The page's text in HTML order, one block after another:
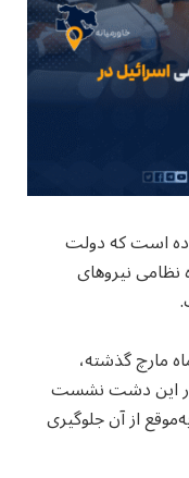
است که دولت
نیروهای
مارچ گذشته،
در این دشت نشست
از آن جلوگیری